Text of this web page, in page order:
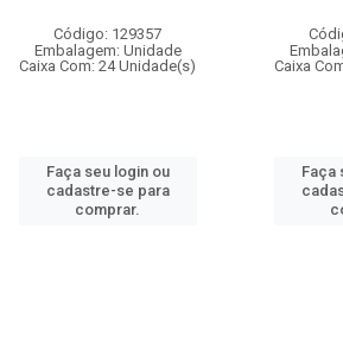
Código: 129357
Embalagem: Unidade
Caixa Com: 24 Unidade(s)
Faça seu login ou
cadastre-se para
comprar.
Caixa
Faça